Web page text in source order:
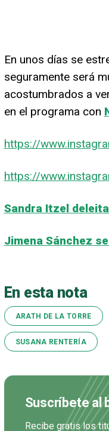
En unos días se
seguramente será
acostumbrados a
en el programa con
https://
https://
Sandra Itzel
Jimena Sánchez
En esta nota
ARATH DE LA TORRE
SUSANA RENTERÍA
Suscríbete al
Recibe gratis los